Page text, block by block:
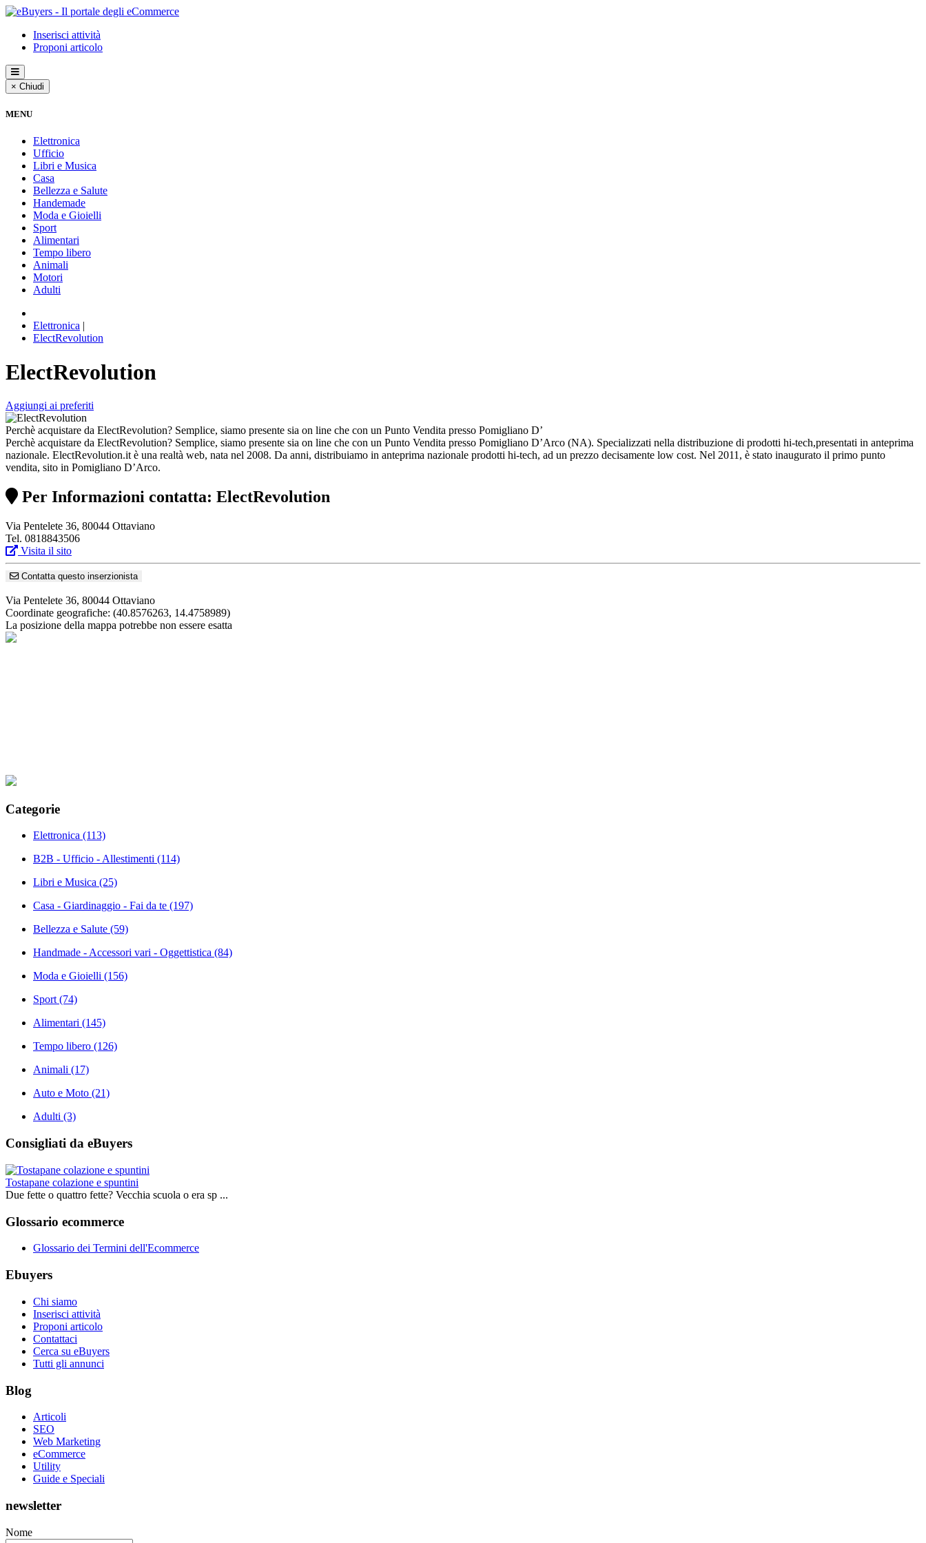
Inserisci attività
Proponi articolo
× Chiudi
MENU
Elettronica
Ufficio
Libri e Musica
Casa
Bellezza e Salute
Handemade
Moda e Gioielli
Sport
Alimentari
Tempo libero
Animali
Motori
Adulti
Elettronica |
ElectRevolution
ElectRevolution
Aggiungi ai preferiti
Perchè acquistare da ElectRevolution? Semplice, siamo presente sia on line che con un Punto Vendita presso Pomigliano D’
Perchè acquistare da ElectRevolution? Semplice, siamo presente sia on line che con un Punto Vendita presso Pomigliano D’Arco (NA). Specializzati nella distribuzione di prodotti hi-tech,presentati in anteprima
nazionale. ElectRevolution.it è una realtà web, nata nel 2008. Da anni, distribuiamo in anteprima nazionale prodotti hi-tech, ad un prezzo decisamente low cost. Nel 2011, è stato inaugurato il primo punto
vendita, sito in Pomigliano D’Arco.
Per Informazioni contatta: ElectRevolution
Via Pentelete 36, 80044 Ottaviano
Tel. 0818843506
Visita il sito
Contatta questo inserzionista
Via Pentelete 36, 80044 Ottaviano
Coordinate geografiche: (40.8576263, 14.4758989)
La posizione della mappa potrebbe non essere esatta
Categorie
Elettronica (113)
B2B - Ufficio - Allestimenti (114)
Libri e Musica (25)
Casa - Giardinaggio - Fai da te (197)
Bellezza e Salute (59)
Handmade - Accessori vari - Oggettistica (84)
Moda e Gioielli (156)
Sport(74)
Alimentari (145)
Tempo libero (126)
Animali (17)
Auto e Moto (21)
Adulti (3)
Consigliati da eBuyers
Tostapane colazione e spuntini
Due fette o quattro fette? Vecchia scuola o era sp ...
Glossario ecommerce
Glossario dei Termini dell'Ecommerce
Ebuyers
Chi siamo
Inserisci attività
Proponi articolo
Contattaci
Cerca su eBuyers
Tutti gli annunci
Blog
Articoli
SEO
Web Marketing
eCommerce
Utility
Guide e Speciali
newsletter
Nome